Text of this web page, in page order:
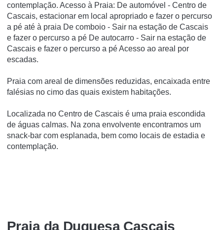
contemplação. Acesso à Praia: De automóvel - Centro de
Cascais, estacionar em local apropriado e fazer o percurso
a pé até à praia De comboio - Sair na estação de Cascais
e fazer o percurso a pé De autocarro - Sair na estação de
Cascais e fazer o percurso a pé Acesso ao areal por
escadas.
Praia com areal de dimensões reduzidas, encaixada entre
falésias no cimo das quais existem habitações.
Localizada no Centro de Cascais é uma praia escondida
de águas calmas. Na zona envolvente encontramos um
snack-bar com esplanada, bem como locais de estadia e
contemplação.
Praia da Duquesa Cascais